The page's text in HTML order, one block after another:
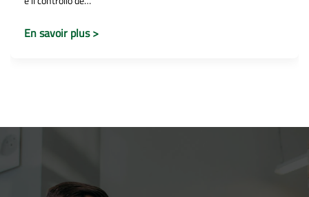
En savoir plus >